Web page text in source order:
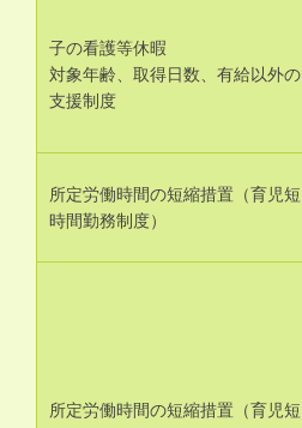
子の看護等休暇
対象年齢、取得日数、有給以外の
支援制度
所定労働時間の短縮措置（育児短
時間勤務制度）
所定労働時間の短縮措置（育児短